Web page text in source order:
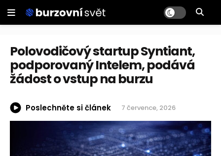
Polovodičový startup Syntiant,
podporovaný Intelem, podává
žádost o vstup na burzu
Poslechněte si článek 7 července, 2026